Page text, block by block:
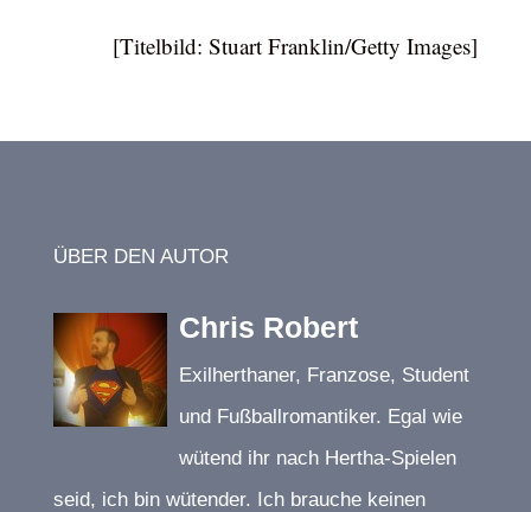
[Titelbild: Stuart Franklin/Getty Images]
ÜBER DEN AUTOR
Chris Robert
Exilherthaner, Franzose, Student
und Fußballromantiker. Egal wie
wütend ihr nach Hertha-Spielen
seid, ich bin wütender. Ich brauche keinen